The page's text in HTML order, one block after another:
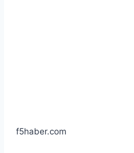
f5haber.com